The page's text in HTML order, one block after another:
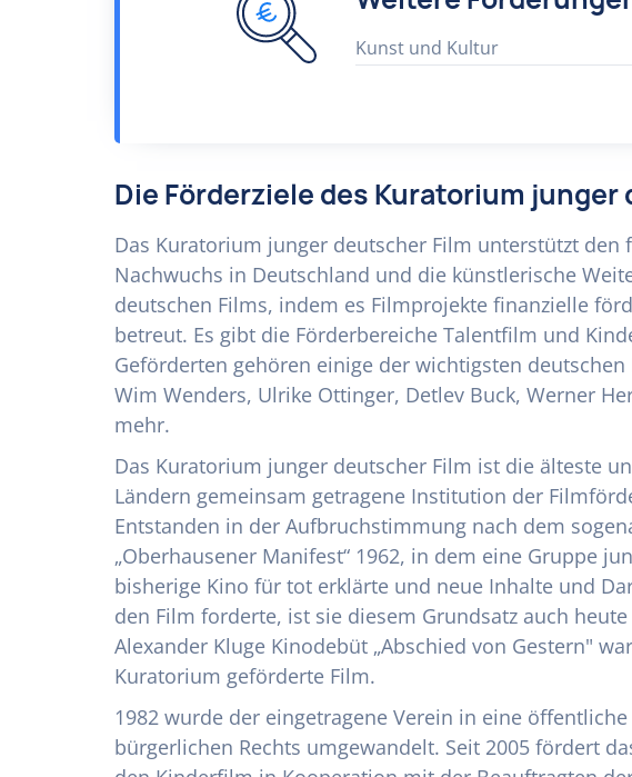
Kunst und Kultur
Die Förderziele des Kuratorium junger
Das Kuratorium junger deutscher Film unterstützt den
Nachwuchs in Deutschland und die künstlerische
deutschen Films, indem es Filmprojekte finanzielle
betreut. Es gibt die Förderbereiche Talentfilm und
Geförderten gehören einige der wichtigsten deutschen
Wim Wenders, Ulrike Ottinger, Detlev Buck, Werner
mehr.
Das Kuratorium junger deutscher Film ist die älteste
Ländern gemeinsam getragene Institution der
Entstanden in der Aufbruchstimmung nach dem
„Oberhausener Manifest“ 1962, in dem eine Gruppe
bisherige Kino für tot erklärte und neue Inhalte und
den Film forderte, ist sie diesem Grundsatz auch
Alexander Kluge Kinodebüt „Abschied von Gestern"
Kuratorium geförderte Film.
1982 wurde der eingetragene Verein in eine
bürgerlichen Rechts umgewandelt. Seit 2005 fördert